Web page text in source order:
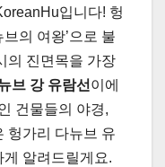
입니다! 헝
의 여왕’으로 불
의 진면목을 가장
브 강 유람선 이에
건물들의 야경,
헝가리 다뉴브 유
알려드릴게요.